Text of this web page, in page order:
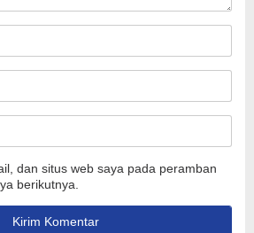
dan situs web saya pada peramban
berikutnya.